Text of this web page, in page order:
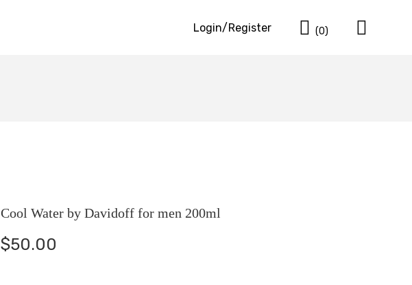
Login/Register Cart
(0)
Cool Water by Davidoff for men 200ml
$50.00